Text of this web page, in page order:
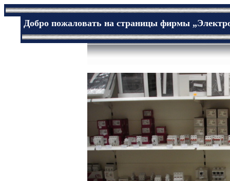
Добро пожаловать на страницы фирмы „